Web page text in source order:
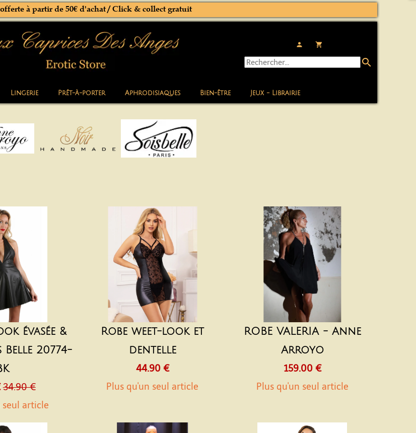
Lingerie Prêt-à-porter Aphrodisiaques Bien-être Jeux - Librairie
person local_grocery_store
à partir de 50€ d'achat / Click & collect gratuit
search
évasée &
20774-
34.90 €
seul article
Robe weet-look et
dentelle
44.90 €
Plus qu'un seul article
ROBE VALERIA - Anne
Arroyo
159.00 €
Plus qu'un seul article